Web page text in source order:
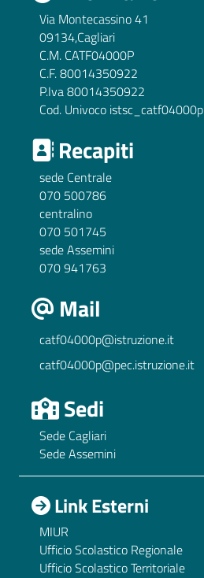
Via Montecassino 41
09134,Cagliari
C.M. CATF04000P
C.F. 80014350922
P.Iva 80014350922
Cod. Univoco istsc_catf04000p
Recapiti
sede Centrale
070 500786
centralino
070 501745
sede Assemini
070 941763
Mail
catf04000p@istruzione.it
catf04000p@pec.istruzione.it
Sedi
Sede Cagliari
Sede Assemini
Link Esterni
MIUR
Ufficio Scolastico Regionale
Ufficio Scolastico Territoriale